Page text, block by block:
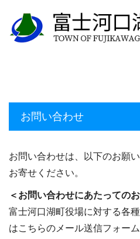
お問い合わせ
お問い合わせは、以下のお願
お寄せください。
＜お問い合わせにあたっての
富士河口湖町役場に対する各
はこちらのメール送信フォー